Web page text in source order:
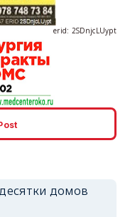
erid: 2SDnjcLUypt
erid: 2SDnjcrDNw6
домов